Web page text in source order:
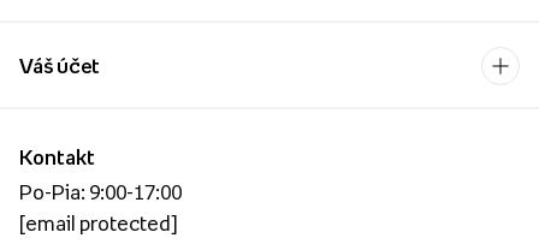
Kontakt
Po-Pia: 9:00-17:00
[email protected]
Váš účet